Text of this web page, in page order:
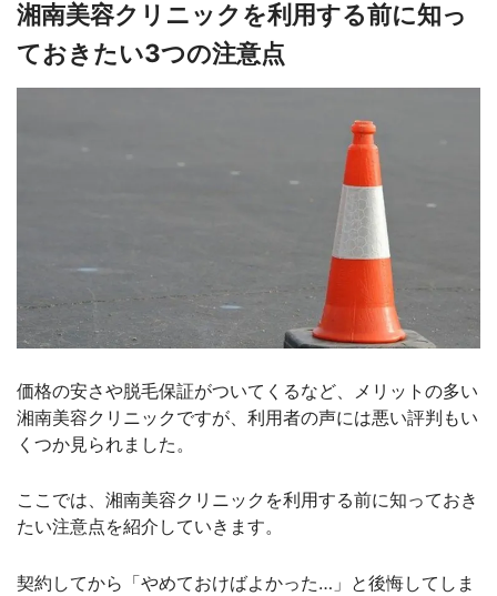
湘南美容クリニックを利用する前に知っ
ておきたい3つの注意点
価格の安さや脱毛保証がついてくるなど、メリットの多い
湘南美容クリニックですが、利用者の声には悪い評判もい
くつか見られました。
ここでは、湘南美容クリニックを利用する前に知っておき
たい注意点を紹介していきます。
契約してから「やめておけばよかった…」と後悔してしま